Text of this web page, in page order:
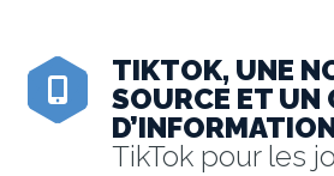
TIKTOK, UNE
SOURCE ET UN
TikTok pour les